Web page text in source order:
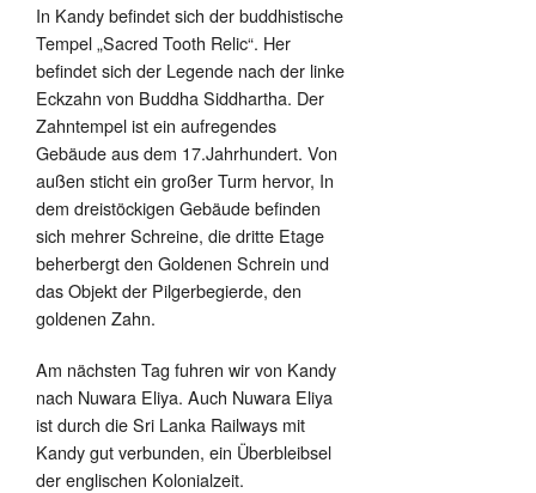
In Kandy befindet sich der buddhistische
Tempel „Sacred Tooth Relic“. Her
befindet sich der Legende nach der linke
Eckzahn von Buddha Siddhartha. Der
Zahntempel ist ein aufregendes
Gebäude aus dem 17.Jahrhundert. Von
außen sticht ein großer Turm hervor, In
dem dreistöckigen Gebäude befinden
sich mehrer Schreine, die dritte Etage
beherbergt den Goldenen Schrein und
das Objekt der Pilgerbegierde, den
goldenen Zahn.
Am nächsten Tag fuhren wir von Kandy
nach Nuwara Eliya. Auch Nuwara Eliya
ist durch die Sri Lanka Railways mit
Kandy gut verbunden, ein Überbleibsel
der englischen Kolonialzeit.